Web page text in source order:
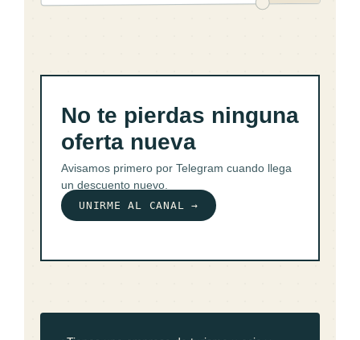
No te pierdas ninguna
oferta nueva
Avisamos primero por Telegram cuando llega
un descuento nuevo.
UNIRME AL CANAL →